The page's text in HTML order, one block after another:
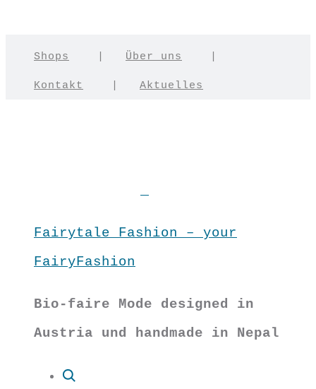
Shops Über uns
Kontakt Aktuelles
Fairytale Fashion – your
FairyFashion
Bio-faire Mode designed in
Austria und handmade in Nepal